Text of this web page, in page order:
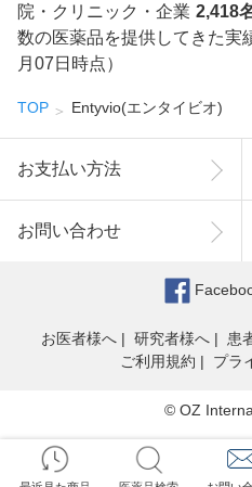
院・クリニック・企業 2,418
数の医薬品を提供してきた実
月07日時点）
TOP Entyvio(エンタイビオ)
お支払い方法
お問い合わせ
お医者様へ 研究者様へ 患
ご利用規約
プラ
© OZ